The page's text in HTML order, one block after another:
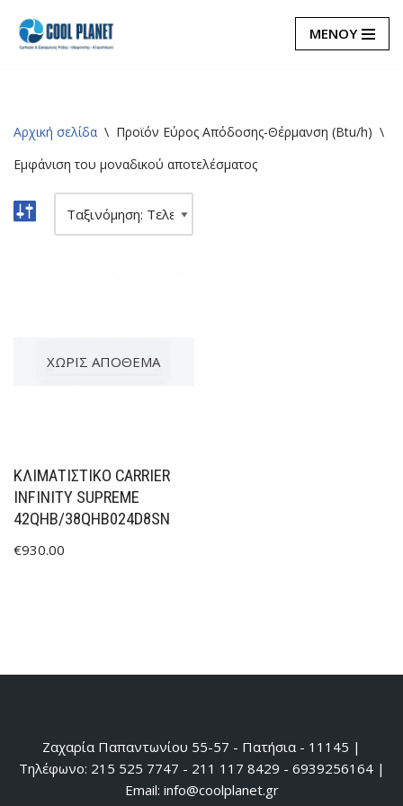
Μεταπηδήστε
ΜΕΝΟΥ
Αρχική σελίδα \ Προϊόν Εύρος Απόδοσης-Θέρμανση (Btu/h) \
Εμφάνιση του μοναδικού αποτελέσματος
ΧΩΡΊΣ ΑΠΌΘΕΜΑ
ΚΛΙΜΑΤΙΣΤΙΚΟ CARRIER
INFINITY SUPREME
42QHB/38QHB024D8SN
€930.00
Ζαχαρία Παπαντωνίου 55-57 - Πατήσια - 11145 |
Τηλέφωνο: 215 525 7747 - 211 117 8429 - 6939256164 |
Email: info@coolplanet.gr